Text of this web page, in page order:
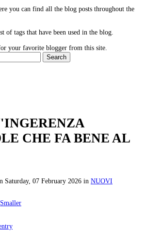
you can find all the blog posts throughout the
of tags that have been used in the blog.
your favorite blogger from this site.
Search
CHE FA BENE AL
Saturday, 07 February 2026 in NUOVI
Smaller